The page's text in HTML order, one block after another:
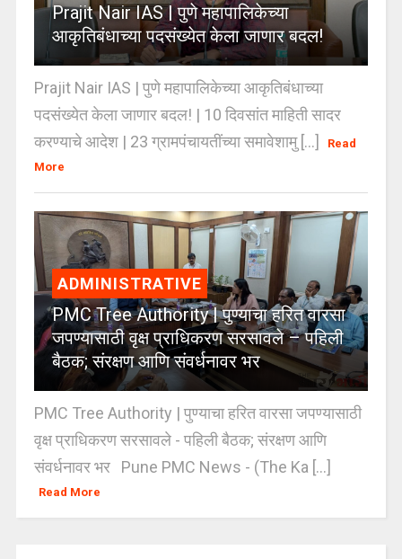
Prajit Nair IAS | पुणे महापालिकेच्या
आकृतिबंधाच्या पदसंख्येत केला जाणार बदल!
Prajit Nair IAS | पुणे महापालिकेच्या आकृतिबंधाच्या
पदसंख्येत केला जाणार बदल! | 10 दिवसांत माहिती सादर
करण्याचे आदेश | 23 ग्रामपंचायतींच्या समावेशामु [...]
Read
More
ADMINISTRATIVE
PMC Tree Authority | पुण्याचा हरित वारसा
जपण्यासाठी वृक्ष प्राधिकरण सरसावले – पहिली
बैठक; संरक्षण आणि संवर्धनावर भर
PMC Tree Authority | पुण्याचा हरित वारसा जपण्यासाठी
वृक्ष प्राधिकरण सरसावले - पहिली बैठक; संरक्षण आणि
संवर्धनावर भर Pune PMC News - (The Ka [...]
Read More